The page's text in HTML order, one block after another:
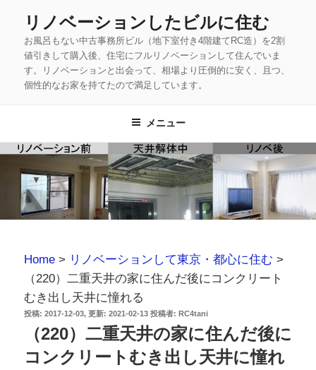
キ
リノベーションしたビルに住む
お風呂もない中古事務所ビル（地下室付き4階建てRC造）を2割
値引きして購入後、住宅にフルリノベーションして住んでいま
す。リノベーションと出会って、相場より圧倒的に安く、且つ、
個性的なお家を持てたので満足しています。
メニュー
Home> リノベーションして東京・都心に住む >
（220）二重天井の家に住んだ後にコンクリート
むき出し天井に憧れる
投
2017-12-03 2021-02-13投稿者: RC4tani
（220）二重天井の家に住んだ後に
コンクリートむき出し天井に憧れ